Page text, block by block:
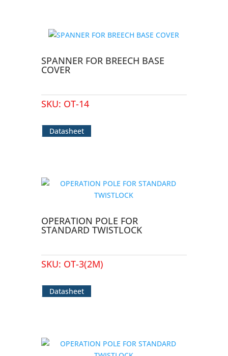
SPANNER FOR BREECH BASE
COVER
SKU: OT-14
Datasheet
OPERATION POLE FOR
STANDARD TWISTLOCK
SKU: OT-3(2M)
Datasheet